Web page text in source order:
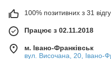
100% позитивних з 31
Працює з 02.11.2018
м. Івано-Франківськ
вул. Височана, 20, Івано-